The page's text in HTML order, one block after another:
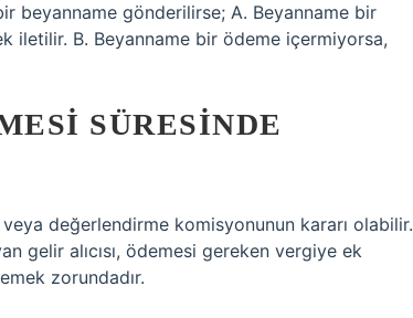
beyanname gönderilirse; A. Beyanname bir
iletilir. B. Beyanname bir ödeme içermiyorsa,
SÜRESINDE
değerlendirme komisyonunun kararı olabilir.
gelir alıcısı, ödemesi gereken vergiye ek
zorundadır.